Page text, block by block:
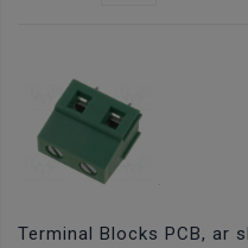
Terminal Blocks PCB, ar